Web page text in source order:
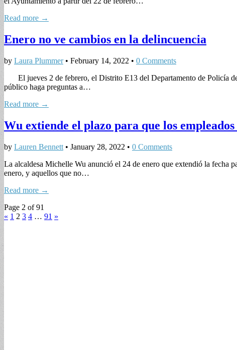
Read more →
Enero no ve cambios en la delincuencia
by Laura Plummer• February 14, 2022 • 0 Comments
El jueves 2 de febrero, el Distrito E13 del Departamento de Policía
público haga preguntas a…
Read more →
Wu extiende el plazo para que los
by Lauren Bennett • January 28, 2022 • 0 Comments
La alcaldesa Michelle Wu anunció el 24 de enero que extendió la fecha
enero, y aquellos que no…
Read more →
Page 2 of 91
« 1 2 3 4 … 91 »